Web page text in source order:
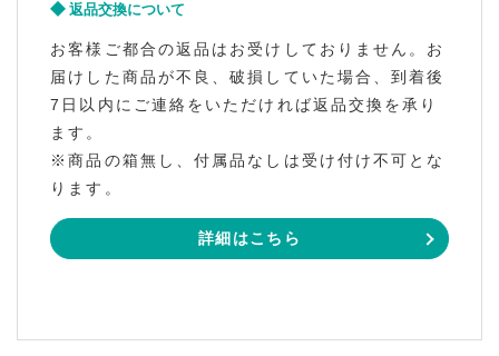
返品交換について
お客様ご都合の返品はお受けしておりません。お
届けした商品が不良、破損していた場合、到着後
7日以内にご連絡をいただければ返品交換を承り
ます。
※商品の箱無し、付属品なしは受け付け不可とな
ります。
詳細はこちら